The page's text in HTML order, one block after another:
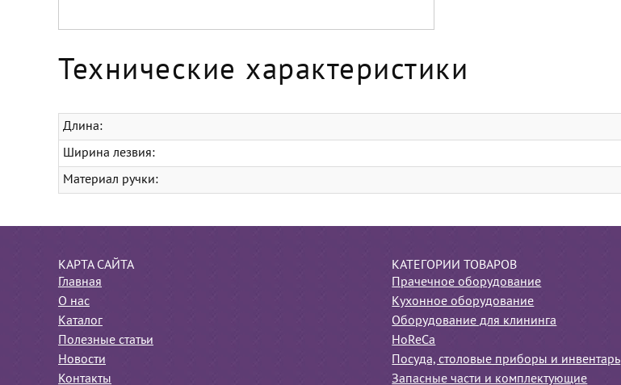
Технические характеристики
Длина:
Ширина лезвия:
Материал ручки:
КАРТА САЙТА
Главная
О нас
Каталог
Полезные статьи
Новости
Контакты
КАТЕГОРИИ ТОВАРОВ
Прачечное оборудование
Кухонное оборудование
Оборудование для клининга
HoReCa
Посуда, столовые приборы и инвентарь
Запасные части и комплектующие